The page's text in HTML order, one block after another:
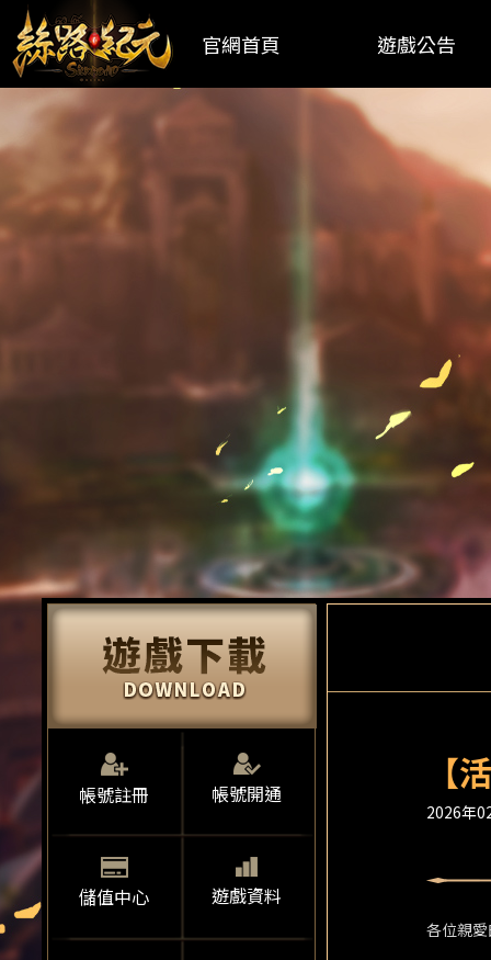
官網首頁 遊戲公告
帳號註冊 帳號開通
儲值中心 遊戲資料
【
2026年
各位親